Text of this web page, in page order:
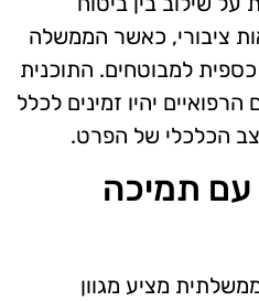
ציבורי, כאשר הממשלה
למבוטחים. התוכנית
יהיו זמינים לכלל
הכלכלי של הפרט.
עם תמיכה
מציע מגוון